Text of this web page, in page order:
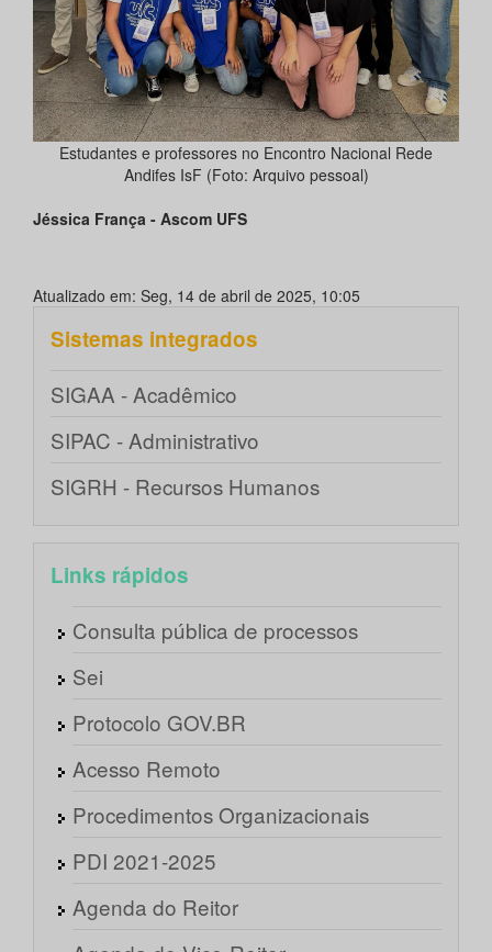
Estudantes e professores no Encontro Nacional Rede
Andifes IsF (Foto: Arquivo pessoal)
Jéssica França - Ascom UFS
Atualizado em: Seg, 14 de abril de 2025, 10:05
Sistemas integrados
SIGAA - Acadêmico
SIPAC - Administrativo
SIGRH - Recursos Humanos
Links rápidos
Consulta pública de processos
Sei
Protocolo GOV.BR
Acesso Remoto
Procedimentos Organizacionais
PDI 2021-2025
Agenda do Reitor